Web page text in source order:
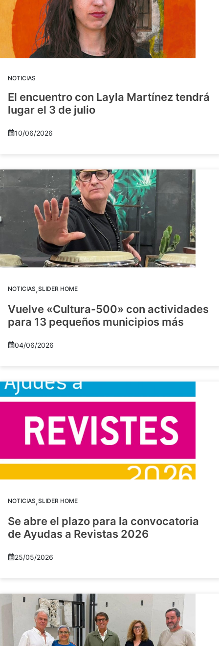
NOTICIAS
El encuentro con Layla Martínez tendrá
lugar el 3 de julio
10/06/2026
NOTICIAS,SLIDER HOME
Vuelve «Cultura-500» con actividades
para 13 pequeños municipios más
04/06/2026
NOTICIAS,SLIDER HOME
Se abre el plazo para la convocatoria
de Ayudas a Revistas 2026
25/05/2026